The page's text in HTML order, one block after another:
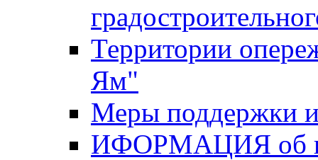
Территории
Ям"
Меры поддержки
ИФОРМАЦИЯ об